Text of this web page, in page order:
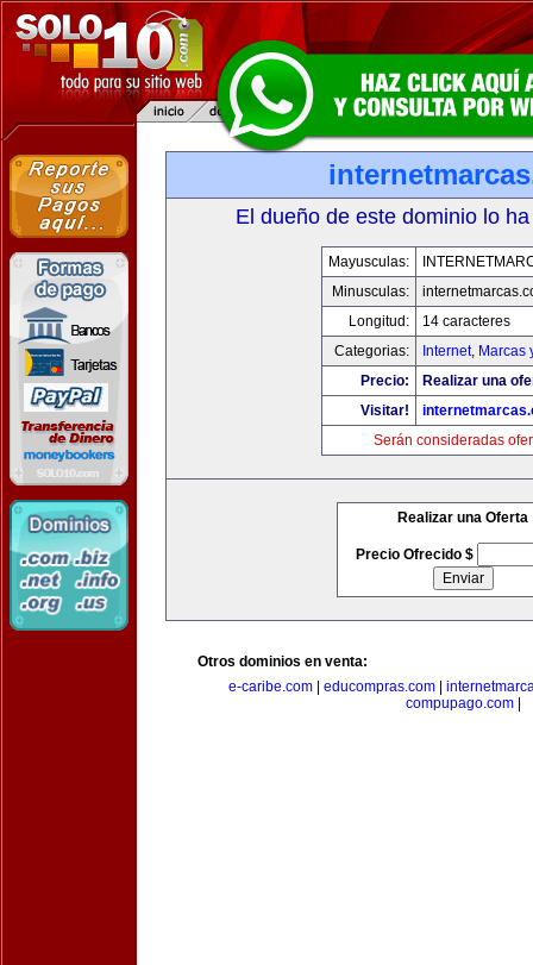
El dueño de este dominio lo
Mayusculas:
Minusculas:
Longitud:
14 caracteres
Categorias:
Internet, Marcas
Precio:
Realizar una
Visitar!
Serán consideradas
Realizar una Oferta
Precio Ofrecido $
Otros dominios en venta:
e-caribe.com| educompras.com|
compupago.com|